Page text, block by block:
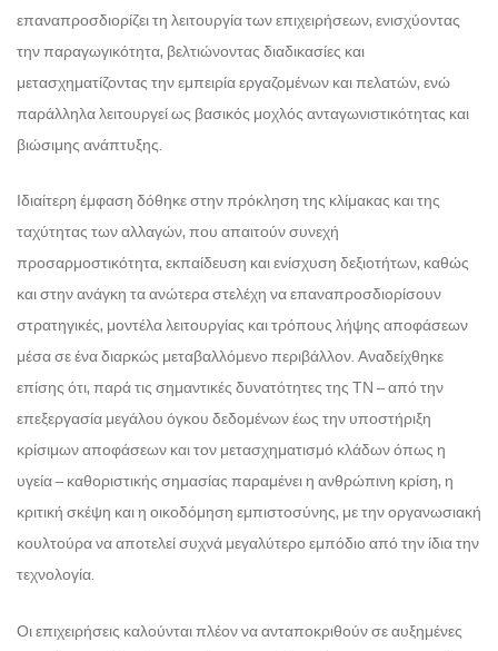
επαναπροσδιορίζει τη λειτουργία των επιχειρήσεων, ενισχύοντας
την παραγωγικότητα, βελτιώνοντας διαδικασίες και
μετασχηματίζοντας την εμπειρία εργαζομένων και πελατών, ενώ
παράλληλα λειτουργεί ως βασικός μοχλός ανταγωνιστικότητας και
βιώσιμης ανάπτυξης.
Ιδιαίτερη έμφαση δόθηκε στην πρόκληση της κλίμακας και της
ταχύτητας των αλλαγών, που απαιτούν συνεχή
προσαρμοστικότητα, εκπαίδευση και ενίσχυση δεξιοτήτων, καθώς
και στην ανάγκη τα ανώτερα στελέχη να επαναπροσδιορίσουν
στρατηγικές, μοντέλα λειτουργίας και τρόπους λήψης αποφάσεων
μέσα σε ένα διαρκώς μεταβαλλόμενο περιβάλλον. Αναδείχθηκε
επίσης ότι, παρά τις σημαντικές δυνατότητες της ΤΝ – από την
επεξεργασία μεγάλου όγκου δεδομένων έως την υποστήριξη
κρίσιμων αποφάσεων και τον μετασχηματισμό κλάδων όπως η
υγεία – καθοριστικής σημασίας παραμένει η ανθρώπινη κρίση, η
κριτική σκέψη και η οικοδόμηση εμπιστοσύνης, με την οργανωσιακή
κουλτούρα να αποτελεί συχνά μεγαλύτερο εμπόδιο από την ίδια την
τεχνολογία.
Οι επιχειρήσεις καλούνται πλέον να ανταποκριθούν σε αυξημένες